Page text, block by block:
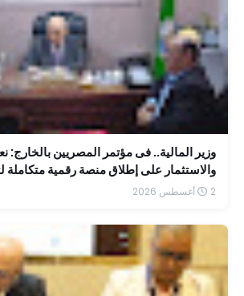
وزير المالية.. فى مؤتمر المصريين بالخارج:
والاستثمار على إطلاق منصة رقمية
بسهولة
2 أغسطس 2026